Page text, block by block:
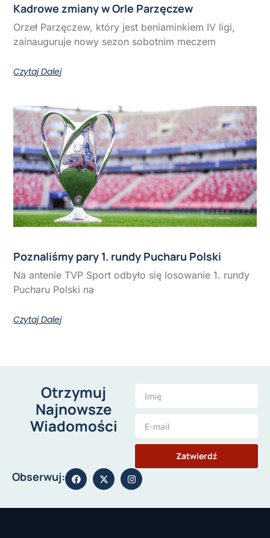
Kadrowe zmiany w Orle Parzęczew
Orzeł Parzęczew, który jest beniaminkiem IV ligi,
zainauguruje nowy sezon sobotnim meczem
Czytaj Dalej
Poznaliśmy pary 1. rundy Pucharu Polski
Na antenie TVP Sport odbyło się losowanie 1. rundy
Pucharu Polski na
Czytaj Dalej
Otrzymuj
Najnowsze
Wiadomości
Zatwierdź
Obserwuj: